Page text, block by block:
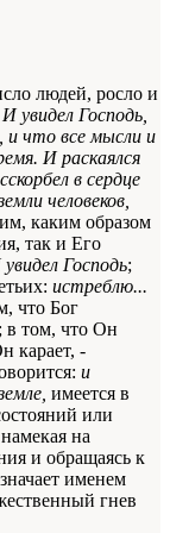
людей, росло и
И увидел Господь,
и что все мысли и
И раскаялся
в сердце
человеков,
каким образом
так и Его
Господь;
истреблю...
что Бог
в том, что Он
карает, -
и
имеется в
или
на
и обращаясь к
именем
гнев